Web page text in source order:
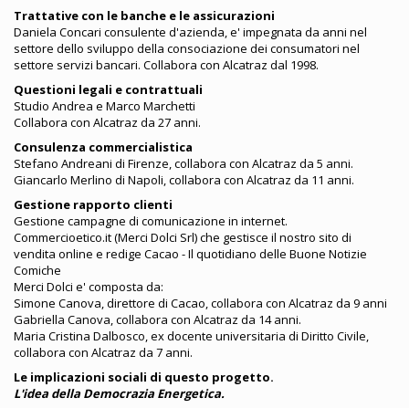
Trattative con le banche e le assicurazioni
Daniela Concari consulente d'azienda, e' impegnata da anni nel
settore dello sviluppo della consociazione dei consumatori nel
settore servizi bancari. Collabora con Alcatraz dal 1998.
Questioni legali e contrattuali
Studio Andrea e Marco Marchetti
Collabora con Alcatraz da 27 anni.
Consulenza commercialistica
Stefano Andreani di Firenze, collabora con Alcatraz da 5 anni.
Giancarlo Merlino di Napoli, collabora con Alcatraz da 11 anni.
Gestione rapporto clienti
Gestione campagne di comunicazione in internet.
Commercioetico.it (Merci Dolci Srl) che gestisce il nostro sito di
vendita online e redige Cacao - Il quotidiano delle Buone Notizie
Comiche
Merci Dolci e' composta da:
Simone Canova, direttore di Cacao, collabora con Alcatraz da 9 anni
Gabriella Canova, collabora con Alcatraz da 14 anni.
Maria Cristina Dalbosco, ex docente universitaria di Diritto Civile,
collabora con Alcatraz da 7 anni.
Le implicazioni sociali di questo progetto.
L'idea della Democrazia Energetica.